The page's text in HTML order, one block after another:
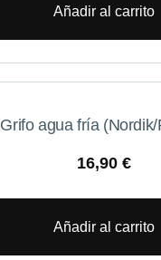
Añadir al carrito
Grifo agua fría (Nordik/
16,90 €
Añadir al carrito